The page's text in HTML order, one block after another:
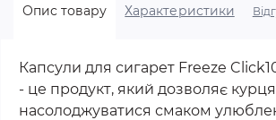
Опис товару Характеристики
Капсули для сигарет Freeze
- це продукт, який дозволяє
насолоджуватися смаком